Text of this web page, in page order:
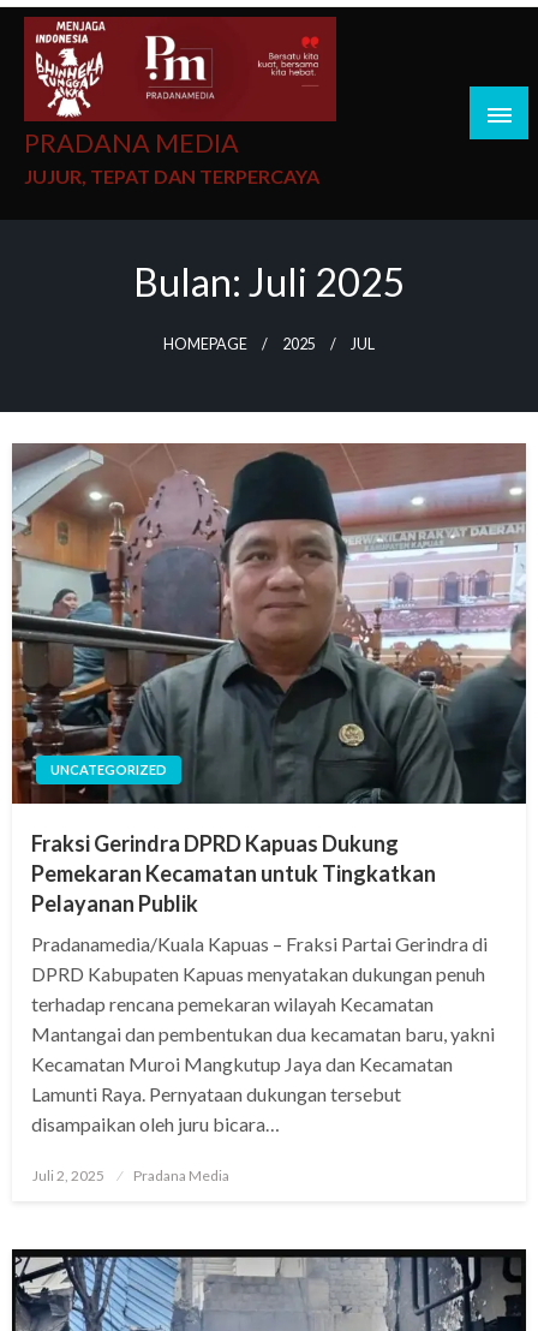
PRADANA MEDIA
JUJUR, TEPAT DAN TERPERCAYA
Bulan: Juli 2025
HOMEPAGE 2025 JUL
UNCATEGORIZED
Fraksi Gerindra DPRD Kapuas Dukung
Pemekaran Kecamatan untuk Tingkatkan
Pelayanan Publik
Pradanamedia/Kuala Kapuas – Fraksi Partai Gerindra di
DPRD Kabupaten Kapuas menyatakan dukungan penuh
terhadap rencana pemekaran wilayah Kecamatan
Mantangai dan pembentukan dua kecamatan baru, yakni
Kecamatan Muroi Mangkutup Jaya dan Kecamatan
Lamunti Raya. Pernyataan dukungan tersebut
disampaikan oleh juru bicara…
Juli 2, 2025 Pradana Media